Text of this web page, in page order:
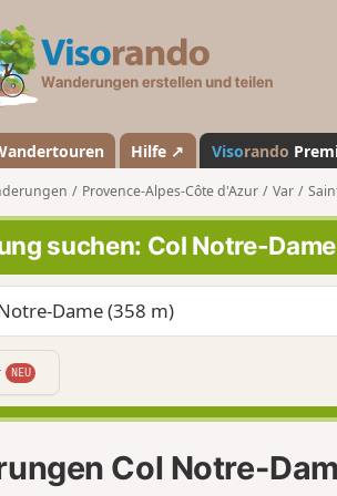
a
n
d
o
Hilfe ↗ Visorando
Provence-Alpes-Côte d'Azur Var
suchen: Col Notre-Dame
NEU
Col Notre-